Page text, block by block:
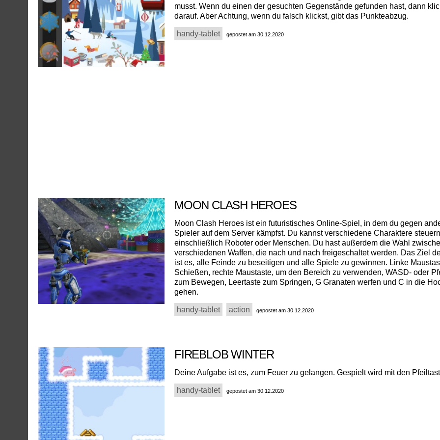
musst. Wenn du einen der gesuchten Gegenstände gefunden hast, dann
darauf. Aber Achtung, wenn du falsch klickst, gibt das Punkteabzug.
handy-tablet gepostet am 30.12.2020
MOON CLASH HEROES
Moon Clash Heroes ist ein futuristisches Online-Spiel, in dem du gegen
Spieler auf dem Server kämpfst. Du kannst verschiedene Charaktere
einschließlich Roboter oder Menschen. Du hast außerdem die Wahl
verschiedenen Waffen, die nach und nach freigeschaltet werden. Das Ziel
ist es, alle Feinde zu beseitigen und alle Spiele zu gewinnen. Linke
Schießen, rechte Maustaste, um den Bereich zu verwenden, WASD- oder
zum Bewegen, Leertaste zum Springen, G Granaten werfen und C in die
gehen.
handy-tablet action gepostet am 30.12.2020
FIREBLOB WINTER
Deine Aufgabe ist es, zum Feuer zu gelangen. Gespielt wird mit den
handy-tablet gepostet am 30.12.2020